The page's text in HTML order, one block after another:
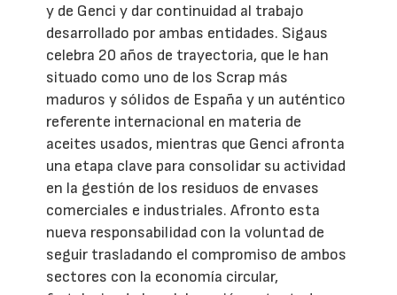
y de Genci y dar continuidad al trabajo
desarrollado por ambas entidades. Sigaus
celebra 20 años de trayectoria, que le han
situado como uno de los Scrap más
maduros y sólidos de España y un auténtico
referente internacional en materia de
aceites usados, mientras que Genci afronta
una etapa clave para consolidar su actividad
en la gestión de los residuos de envases
comerciales e industriales. Afronto esta
nueva responsabilidad con la voluntad de
seguir trasladando el compromiso de ambos
sectores con la economía circular,